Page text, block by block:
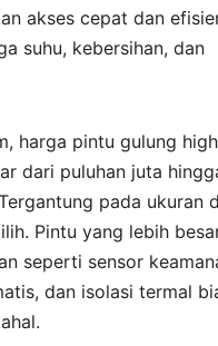
akses cepat dan
suhu, kebersihan, dan
harga pintu gulung
dari puluhan juta
pada ukuran
Pintu yang lebih
seperti sensor
dan isolasi termal